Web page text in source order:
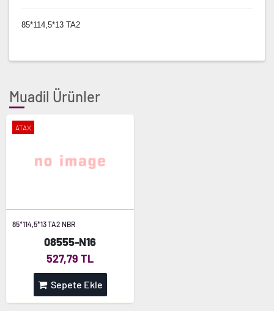
85*114,5*13 TA2
Muadil Ürünler
ATAX
85*114,5*13 TA2 NBR
08555-N16
527,79 TL
Sepete Ekle